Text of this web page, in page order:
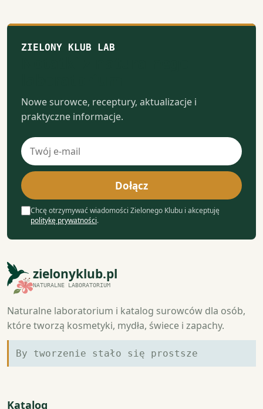
ZIELONY KLUB LAB
Nowe surowce, receptury, aktualizacje i
praktyczne informacje.
Adres
e-
mail
Dołącz
Chcę otrzymywać wiadomości Zielonego Klubu i akceptuję
politykę prywatności.
zielonyklub.pl
NATURALNE LABORATORIUM
Naturalne laboratorium i katalog surowców dla osób,
które tworzą kosmetyki, mydła, świece i zapachy.
By tworzenie stało się prostsze
Katalog